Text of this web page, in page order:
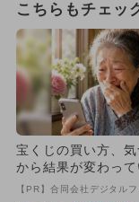
こちらもチェッ
宝くじの買い方、気
から結果が変わって
【PR】合同会社デジタル